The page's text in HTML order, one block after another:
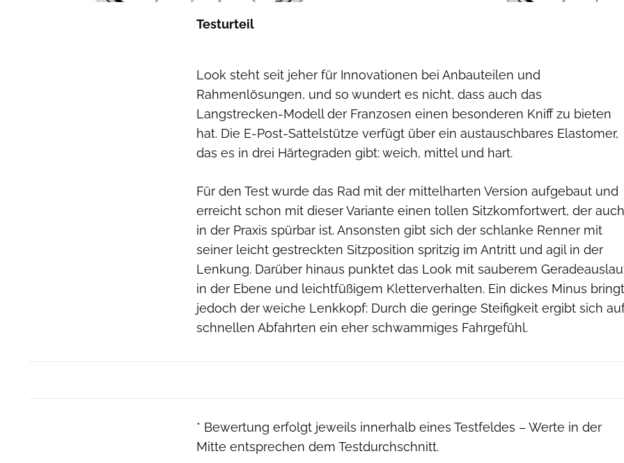
Testurteil
Look steht seit jeher für Innovationen bei Anbauteilen und
Rahmenlösungen, und so wundert es nicht, dass auch das
Langstrecken-Modell der Franzosen einen besonderen Kniff zu bieten
hat. Die E-Post-Sattelstütze verfügt über ein austauschbares Elastomer,
das es in drei Härtegraden gibt: weich, mittel und hart.
Für den Test wurde das Rad mit der mittelharten Version aufgebaut und
erreicht schon mit dieser Variante einen tollen Sitzkomfortwert, der auch
in der Praxis spürbar ist. Ansonsten gibt sich der schlanke Renner mit
seiner leicht gestreckten Sitzposition spritzig im Antritt und agil in der
Lenkung. Darüber hinaus punktet das Look mit sauberem
in der Ebene und leichtfüßigem Kletterverhalten. Ein dickes Minus bringt
jedoch der weiche Lenkkopf: Durch die geringe Steifigkeit ergibt sich
schnellen Abfahrten ein eher schwammiges Fahrgefühl.
* Bewertung erfolgt jeweils innerhalb eines Testfeldes – Werte in der
Mitte entsprechen dem Testdurchschnitt.